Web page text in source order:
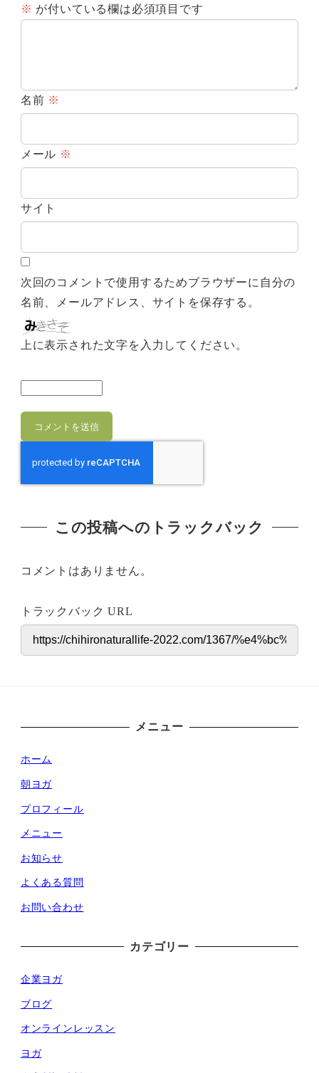
※ が付いている欄は必須項目です
名前 ※
メール ※
サイト
次回のコメントで使用するためブラウザーに自分の
名前、メールアドレス、サイトを保存する。
上に表示された文字を入力してください。
この投稿へのトラックバック
コメントはありません。
トラックバック URL
メニュー
ホーム
朝ヨガ
プロフィール
メニュー
お知らせ
よくある質問
お問い合わせ
カテゴリー
企業ヨガ
ブログ
オンラインレッスン
ヨガ